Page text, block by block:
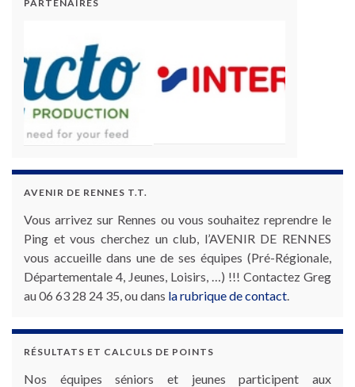
PARTENAIRES
AVENIR DE RENNES T.T.
Vous arrivez sur Rennes ou vous souhaitez reprendre le
Ping et vous cherchez un club, l’AVENIR DE RENNES
vous accueille dans une de ses équipes (Pré-Régionale,
Départementale 4, Jeunes, Loisirs, …) !!! Contactez Greg
au 06 63 28 24 35, ou dans la rubrique de contact.
RÉSULTATS ET CALCULS DE POINTS
Nos équipes séniors et jeunes participent aux